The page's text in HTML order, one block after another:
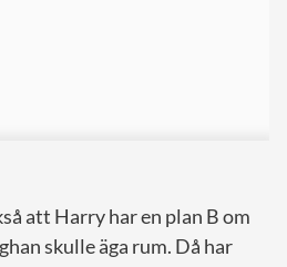
att Harry har en plan B om
skulle äga rum. Då har